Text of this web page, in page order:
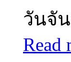
วันจั
Read